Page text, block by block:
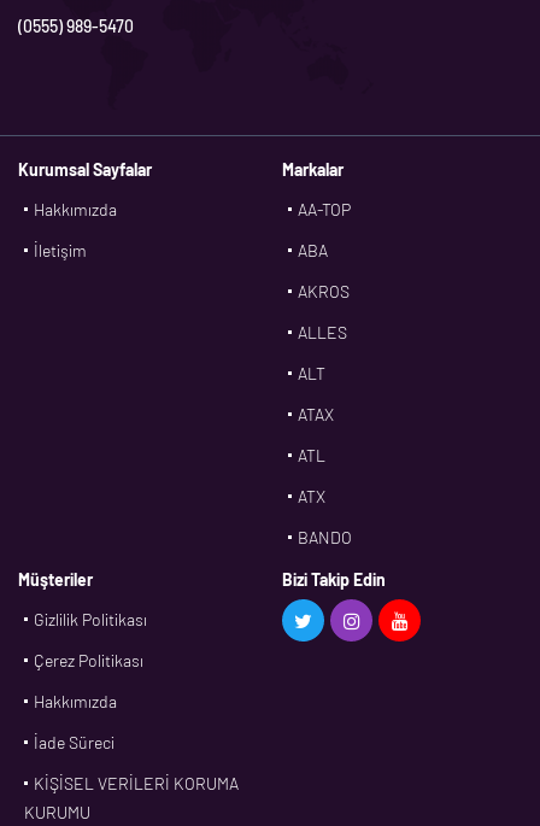
(0555) 989-5470
Kurumsal Sayfalar
Hakkımızda
İletişim
Markalar
AA-TOP
ABA
AKROS
ALLES
ALT
ATAX
ATL
ATX
BANDO
BMS
CDF
Müşteriler
Gizlilik Politikası
Çerez Politikası
Hakkımızda
İade Süreci
KİŞİSEL VERİLERİ KORUMA
KURUMU
Bizi Takip Edin